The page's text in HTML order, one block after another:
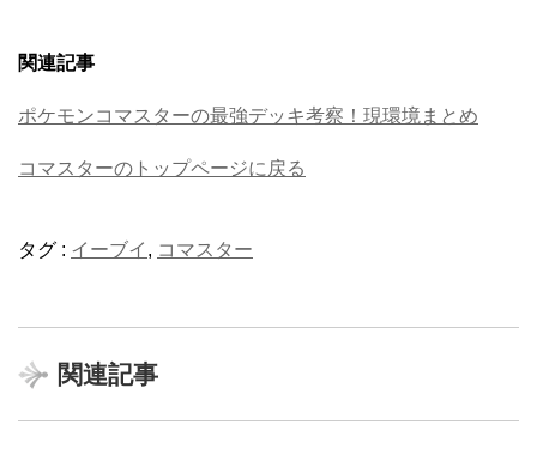
関連記事
ポケモンコマスターの最強デッキ考察！現環境まとめ
コマスターのトップページに戻る
タグ : イーブイ , コマスター
関連記事